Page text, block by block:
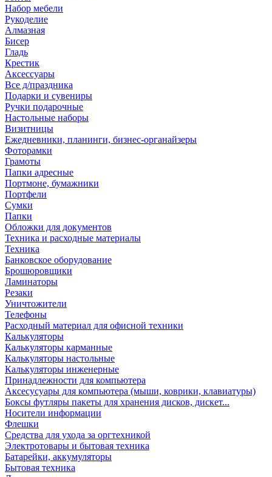
Набор мебели
Рукоделие
Алмазная
Бисер
Гладь
Крестик
Аксессуары
Все д/праздника
Подарки и сувениры
Ручки подарочные
Настольные наборы
Визитницы
Ежедневники, планинги, бизнес-органайзеры
Фоторамки
Грамоты
Папки адресные
Портмоне, бумажники
Портфели
Сумки
Папки
Обложки для документов
Техника и расходные материалы
Техника
Банковское оборудование
Брошюровщики
Ламинаторы
Резаки
Уничтожители
Телефоны
Расходный материал для офисной техники
Калькуляторы
Калькуляторы карманные
Калькуляторы настольные
Калькуляторы инженерные
Принадлежности для компьютера
Аксесусуары для компьютера (мыши, коврики, клавиатуры)
Боксы футляры пакеты для хранения дисков, дискет...
Носители информации
Флешки
Средства для ухода за оргтехникой
Электротовары и бытовая техника
Батарейки, аккумуляторы
Бытовая техника